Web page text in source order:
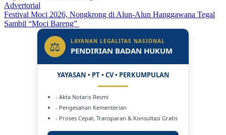
Advertorial
Festival Moci 2026, Nongkrong di Alun-Alun Hanggawana Tegal
Sambil “Moci Bareng”
⚖ LAYANAN LEGALITAS NASIONAL
PENDIRIAN BADAN HUKUM
YAYASAN • PT • CV • PERKUMPULAN
- Akta Notaris Resmi
- Pengesahan Kementerian
- Proses Cepat, Transparan & Konsultasi Gratis